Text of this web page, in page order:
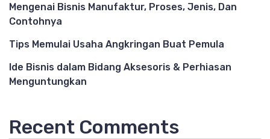
Mengenai Bisnis Manufaktur, Proses, Jenis, Dan
Contohnya
Tips Memulai Usaha Angkringan Buat Pemula
Ide Bisnis dalam Bidang Aksesoris & Perhiasan
Menguntungkan
Recent Comments